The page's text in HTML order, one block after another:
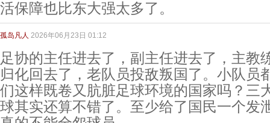
活保障也比东大强太多了。
孤岛凡人 2026年06月23日 01:12
足协的主任进去了，副主任进去了，主教
归化回去了，老队员投敌叛国了。小队员
们这样既卷又肮脏足球环境的国家吗？三
球其实还算不错了。至少给了国民一个发